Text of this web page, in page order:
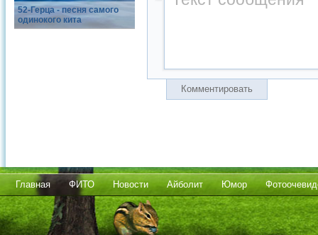
52-Герца - песня самого
одинокого кита
Комментировать
Главная ФИТО Новости Айболит Юмор